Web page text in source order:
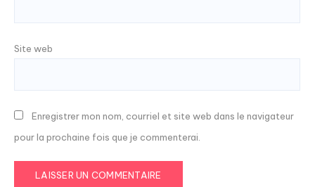
Site web
Enregistrer mon nom, courriel et site web dans le navigateur
pour la prochaine fois que je commenterai.